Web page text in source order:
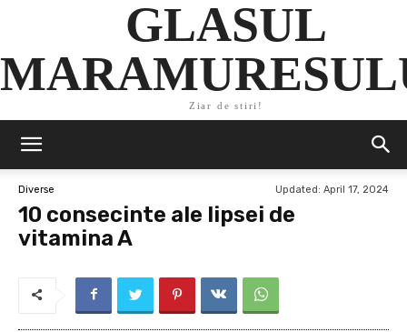
GLASUL
Ziar de stiri!
Diverse Updated: April 17, 2024
10 consecinte ale lipsei de
vitamina A